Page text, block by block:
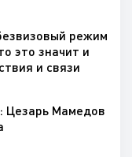
режим
это значит и
и связи
Цезарь Мамедов